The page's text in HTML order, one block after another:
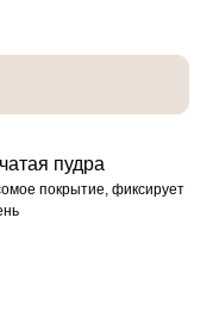
пудра
покрытие, фиксирует